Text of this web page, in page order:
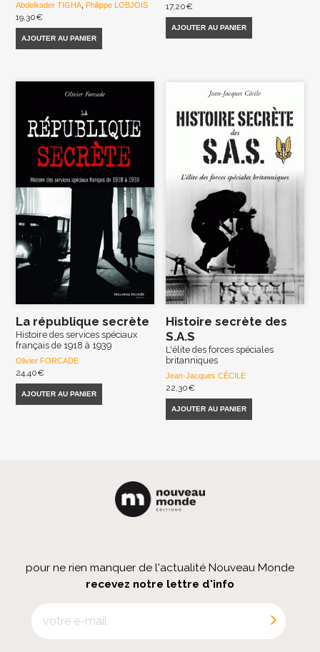
Abdelkader TIGHA, Philippe LOBJOIS
19,30€
AJOUTER AU PANIER
17,20€
AJOUTER AU PANIER
La république secrète
Histoire des services spéciaux
français de 1918 à 1939
Olivier FORCADE
24,40€
AJOUTER AU PANIER
Histoire secrète des
S.A.S
L'élite des forces spéciales
britanniques
Jean-Jacques CÉCILE
22,30€
AJOUTER AU PANIER
pour ne rien manquer de l'actualité Nouveau Monde
recevez notre lettre d'info